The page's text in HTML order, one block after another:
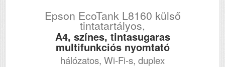
Epson EcoTank L8160 külső
tintatartályos,
A4, színes, tintasugaras
multifunkciós nyomtató
hálózatos, Wi-Fi-s, duplex